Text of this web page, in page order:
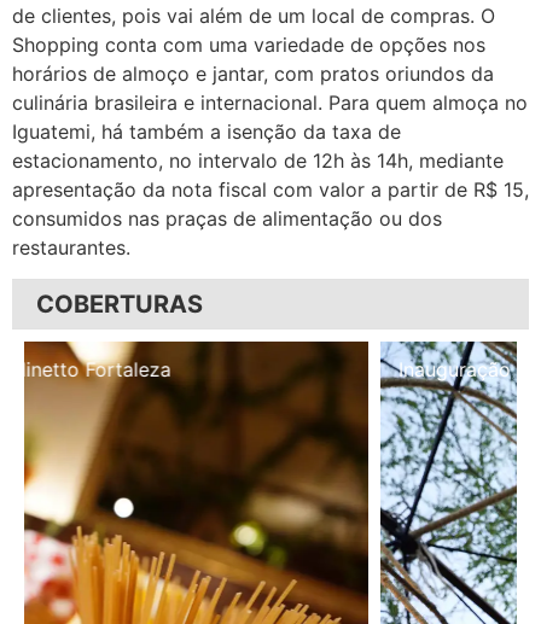
de clientes, pois vai além de um local de compras. O
Shopping conta com uma variedade de opções nos
horários de almoço e jantar, com pratos oriundos da
culinária brasileira e internacional. Para quem almoça no
Iguatemi, há também a isenção da taxa de
estacionamento, no intervalo de 12h às 14h, mediante
apresentação da nota fiscal com valor a partir de R$ 15,
consumidos nas praças de alimentação ou dos
restaurantes.
COBERTURAS
Inauguração Illa Café